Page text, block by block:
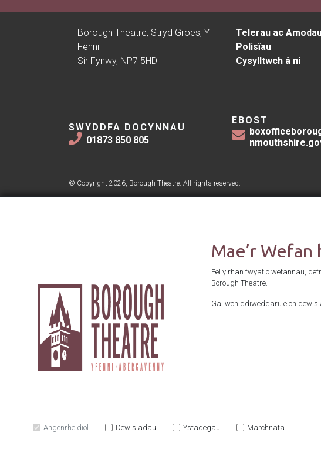
Borough Theatre, Stryd Groes, Y
Fenni
Sir Fynwy, NP7 5HD
Telerau ac
Polisïau
Cysylltwch â ni
SWYDDFA DOCYNNAU
01873 850 805
EBOST
© Copyright 2026, Borough Theatre. All rights reserved.
Mae’r
Fel y rhan fwyaf o wefannau,
Borough Theatre.
Gallwch ddiweddaru eich
Angenrheidiol Dewisiadau Ystadegau Marchnata